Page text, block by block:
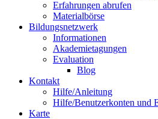
Erfahrungen abrufen
Materialbörse
Bildungsnetzwerk
Informationen
Akademietagungen
Evaluation
Blog
Kontakt
Hilfe/Anleitung
Hilfe/Benutzerkonten und
Karte